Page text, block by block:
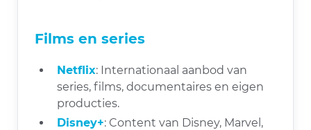
Films en series
Netflix: Internationaal aanbod van
series, films, documentaires en eigen
producties.
Disney+: Content van Disney, Marvel,